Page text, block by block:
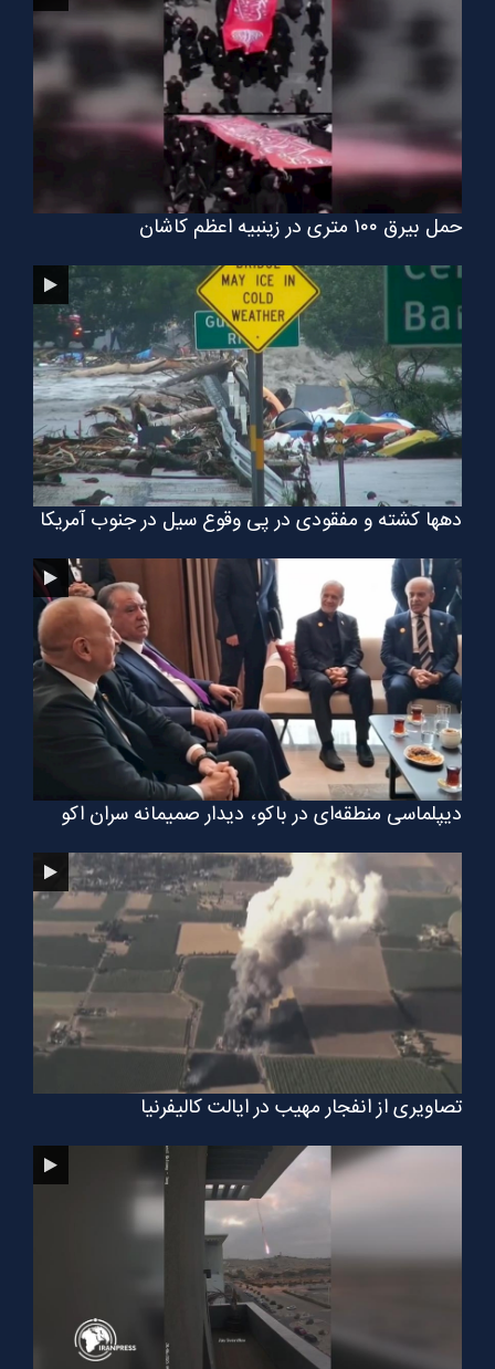
حمل بیرق ۱۰۰ متری در زینبیه اعظم کاشان
دهها کشته و مفقودی در پی وقوع سیل در جنوب آمریکا
دیپلماسی منطقه‌ای در باکو، دیدار صمیمانه سران اکو
تصاویری از انفجار مهیب در ایالت کالیفرنیا